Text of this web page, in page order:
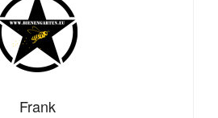
Frank